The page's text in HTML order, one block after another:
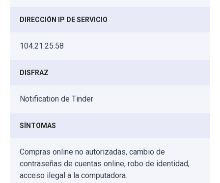
DIRECCIÓN IP DE SERVICIO
104.21.25.58
DISFRAZ
Notification de Tinder
SÍNTOMAS
Compras online no autorizadas, cambio de
contraseñas de cuentas online, robo de identidad,
acceso ilegal a la computadora.